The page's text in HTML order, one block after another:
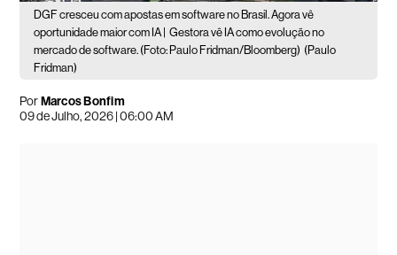
DGF cresceu com apostas em software no Brasil. Agora vê
oportunidade maior com IA |
Gestora vê IA como evolução no
mercado de software. (Foto: Paulo Fridman/Bloomberg) (Paulo
Fridman)
PorMarcos Bonfim
09 de Julho, 2026 | 06:00 AM